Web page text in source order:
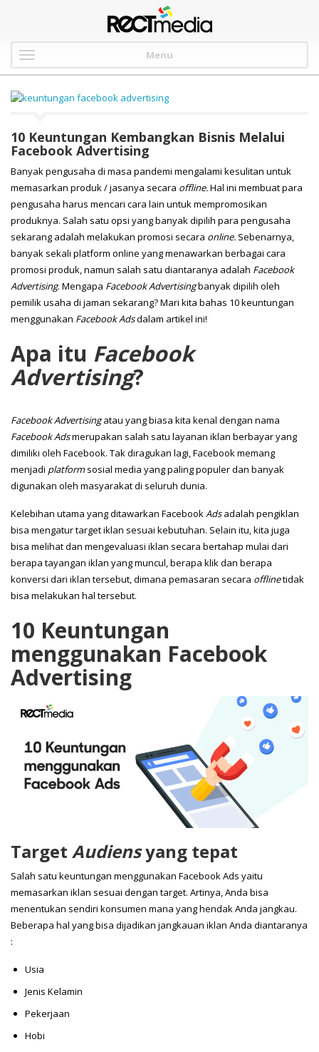
Menu
10 Keuntungan Kembangkan Bisnis Melalui
Facebook Advertising
Banyak pengusaha di masa pandemi mengalami kesulitan untuk
memasarkan produk / jasanya secara offline.Hal ini membuat para
pengusaha harus mencari cara lain untuk mempromosikan
produknya. Salah satu opsi yang banyak dipilih para pengusaha
sekarang adalah melakukan promosi secara online. Sebenarnya,
banyak sekali platform online yang menawarkan berbagai cara
promosi produk, namun salah satu diantaranya adalah Facebook
Advertising. Mengapa Facebook Advertisingbanyak dipilih oleh
pemilik usaha di jaman sekarang? Mari kita bahas 10 keuntungan
menggunakan Facebook Adsdalam artikel ini!
Apa itu Facebook
Advertising?
Facebook Advertisingatau yang biasa kita kenal dengan nama
Facebook Adsmerupakan salah satu layanan iklan berbayar yang
dimiliki oleh Facebook. Tak diragukan lagi, Facebook memang
menjadi platformsosial media yang paling populer dan banyak
digunakan oleh masyarakat di seluruh dunia.
Kelebihan utama yang ditawarkan Facebook Adsadalah pengiklan
bisa mengatur target iklan sesuai kebutuhan. Selain itu, kita juga
bisa melihat dan mengevaluasi iklan secara bertahap mulai dari
berapa tayangan iklan yang muncul, berapa klik dan berapa
konversi dari iklan tersebut, dimana pemasaran secara offlinetidak
bisa melakukan hal tersebut.
10 Keuntungan
menggunakan Facebook
Advertising
Target Audiensyang tepat
Salah satu keuntungan menggunakan Facebook Ads yaitu
memasarkan iklan sesuai dengan target. Artinya, Anda bisa
menentukan sendiri konsumen mana yang hendak Anda jangkau.
Beberapa hal yang bisa dijadikan jangkauan iklan Anda diantaranya
:
Usia
Jenis Kelamin
Pekerjaan
Hobi